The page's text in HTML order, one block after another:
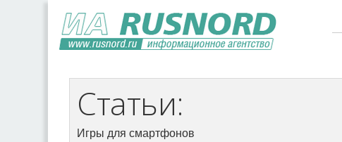
Статьи:
Игры для смартфонов